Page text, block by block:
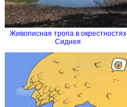
Живописная тропа в окрестностях
Сиднея